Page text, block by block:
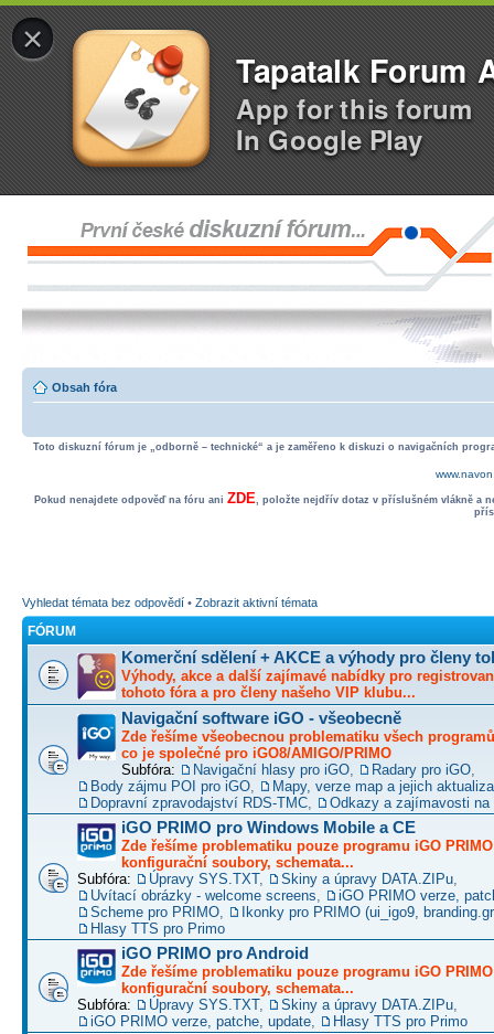
×
Tapatalk Forum
App for this forum
In Google Play
Obsah fóra
Toto diskuzní fórum je „odborně – technické“ a je zaměřeno k diskuzi o navigačních
Pokud nenajdete odpověď na fóru ani ZDE, položte nejdřív dotaz v příslušném vlákně a
Vyhledat témata bez odpovědí • Zobrazit aktivní témata
FÓRUM
Komerční sdělení + AKCE a výhody pro členy
Výhody, akce a další zajímavé nabídky pro
tohoto fóra a pro členy našeho VIP klubu...
Navigační software iGO - všeobecně
Zde řešíme všeobecnou problematiku všech
co je společné pro iGO8/AMIGO/PRIMO
Subfóra:
Navigační hlasy pro iGO Radary pro iGO
Body zájmu POI pro iGO
Mapy, verze map a jejich
Dopravní zpravodajství RDS-TMC
Odkazy a zajímavosti na
iGO PRIMO pro Windows Mobile a CE
Zde řešíme problematiku pouze programu iGO
konfigurační soubory, schemata...
Subfóra:
Úpravy SYS.TXT, Skiny a úpravy DATA.ZIPu
Uvítací obrázky - welcome screens
iGO PRIMO verze,
Scheme pro PRIMO
Ikonky pro PRIMO (ui_igo9,
Hlasy TTS pro Primo
iGO PRIMO pro Android
Zde řešíme problematiku pouze programu iGO
konfigurační soubory, schemata...
Subfóra:
Úpravy SYS.TXT, Skiny a úpravy DATA.ZIPu
iGO PRIMO verze, patche, update
Hlasy TTS pro Primo